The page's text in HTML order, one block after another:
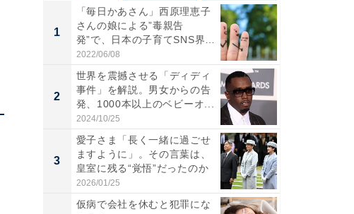
1
「毎日かあさん」西原理恵子
さんの娘による”毒親告
発”で、日本の子育てSNS界隈
が...
2022/06/08
2
世界を震撼させる「ディディ
事件」を解説。男女からの告
発、1000本以上のベビーオ...
2024/10/25
3
愛子さま「長く一緒に過ごせ
ますように」。その言葉は、
皇室に残る“覚悟”だったのか
2026/01/25
仮病で会社を休むと犯罪にな